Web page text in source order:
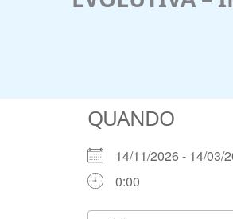
QUANDO
14/11/2026 - 14/03/
0:00